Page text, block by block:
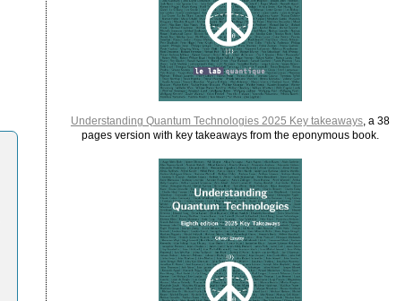
Understanding Quantum Technologies 2025 Key takeaways, a 38
pages version with key takeaways from the eponymous book.